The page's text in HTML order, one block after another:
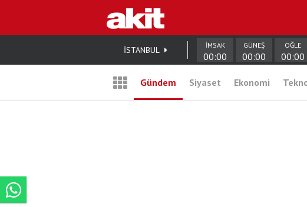
İSTANBUL İMSAK
00:00
GÜNEŞ
00:00
ÖĞLE
00:00
Gündem Siyaset Ekonomi